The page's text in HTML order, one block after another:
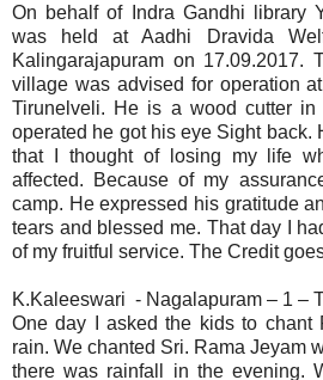
On behalf of Indra Gandhi library
was held at Aadhi Dravida
Kalingarajapuram on 17.09.2017.
village was advised for operation
Tirunelveli. He is a wood cutter in
operated he got his eye Sight back.
that I thought of losing my life
affected. Because of my
camp. He expressed his gratitude
tears and blessed me. That day I
of my fruitful service. The Credit
K.Kaleeswari - Nagalapuram – 1 –
One day I asked the kids to chant
rain. We chanted Sri. Rama Jeyam
there was rainfall in the evening.